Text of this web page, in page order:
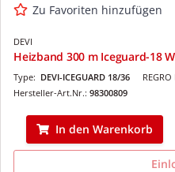
Zu Favoriten hinzufügen
DEVI
Heizband 300 m Iceguard-18
Type: DEVI-ICEGUARD 18/36
Hersteller-Art.Nr.: 98300809
In den Warenkorb